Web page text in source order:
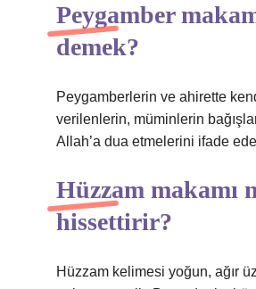
Peygamber
demek?
Peygamberlerin ve ahirette
verilenlerin, müminlerin
Allah’a dua etmelerini ifade
Hüzzam makamı
hissettirir?
Hüzzam kelimesi yoğun, ağır